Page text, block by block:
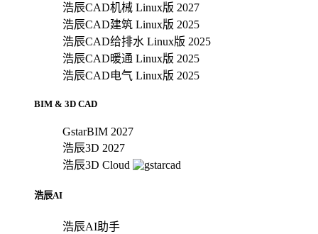
浩辰CAD机械 Linux版 2027
浩辰CAD建筑 Linux版 2025
浩辰CAD给排水 Linux版 2025
浩辰CAD暖通 Linux版 2025
浩辰CAD电气 Linux版 2025
BIM & 3D CAD
GstarBIM 2027
浩辰3D 2027
浩辰3D Cloud
浩辰AI
浩辰AI助手